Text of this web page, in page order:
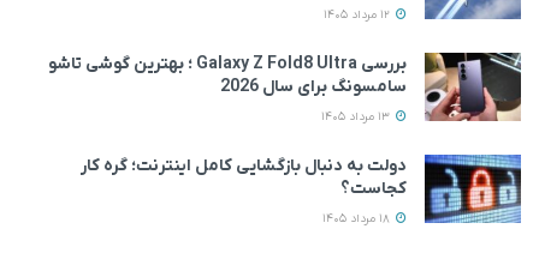
بررسی Galaxy Z Fold8 Ultra ؛ بهترین گوشی تاشو
سامسونگ برای سال 2026
دولت به دنبال بازگشایی کامل اینترنت؛ گره کار
کجاست؟